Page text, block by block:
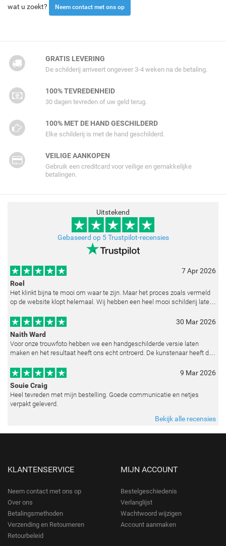
wat u zoekt?
Neem contact met ons op
GRATIS LEVERING
De schilderij arriveert ongeveer 3-4 weken na de betaling.
100% TEVREDENHEID
30 dagen tevreden of uw geld terug.
100% MET DE HAND GESCHILDERD
Elke schilderij is met de hand geschilderd.
VEILIGE AANKOPEN
Gebruik een creditcard voor veilige en gemakkelijke
betalingen.
Uitstekend
Gebaseerd op 5 Trustpilot-recensies
7 Apr 2026
Roel
Het klinkt bijna te mooi om waar te zijn. Maar het proces zoals vermeld
op de website klopt helemaal. Wij hebben een heel mooi schilderij laten
30 Mar 2026
Naith Ward
Voor onze trouwfoto hebben we een handgeschilderde versie laten
maken en het resultaat heeft ons echt ontroerd. De kunstenaar heeft de
9 Mar 2026
Souie Craig
Heel tevreden met mijn bestelling. Goede communicatie en netjes
verpakt geleverd.
Bekijk alle recensies
KLANTENSERVICE
Neem contact met ons op
Over ons
Betalingsmethoden
Verzending en Retourneren
Retourbeleid
MIJN ACCOUNT
Bestelgeschiedenis
Verlanglijst
Wachtwoord wijzigen
Account aanmaken